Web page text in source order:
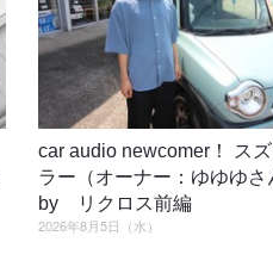
car audio newcomer！ ス
ラー（オーナー：ゆゆゆ
by リクロス前編
2026年8月5日（水）